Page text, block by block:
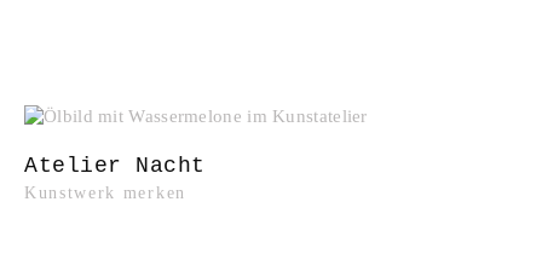
Kunstwerk merken
Atelier Nacht